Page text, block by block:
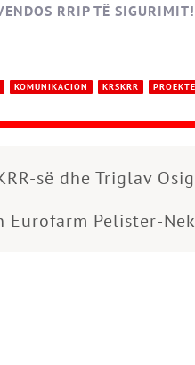
RRIP TË SIGURIMIT!
KOMUNIKACION KRSKRR
së dhe Triglav
Eurofarm Pelister-